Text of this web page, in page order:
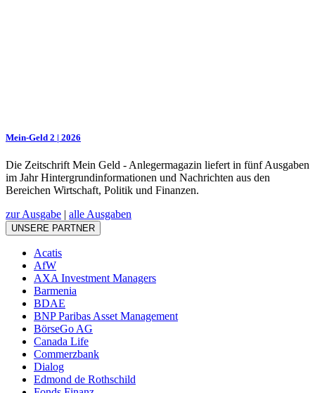
Mein-Geld 2 | 2026
Die Zeitschrift Mein Geld - Anlegermagazin liefert in fünf Ausgaben
im Jahr Hintergrundinformationen und Nachrichten aus den
Bereichen Wirtschaft, Politik und Finanzen.
zur Ausgabe | alle Ausgaben
UNSERE PARTNER
Acatis
AfW
AXA Investment Managers
Barmenia
BDAE
BNP Paribas Asset Management
BörseGo AG
Canada Life
Commerzbank
Dialog
Edmond de Rothschild